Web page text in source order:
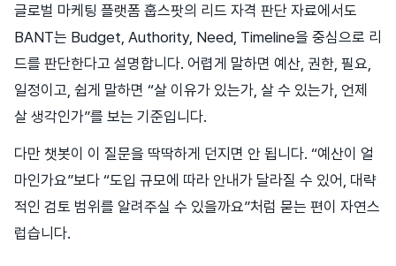
글로벌 마케팅 플랫폼 훕스팟의 리드 자격 판단 자료에서도
BANT는 Budget, Authority, Need, Timeline을 중심으로 리
드를 판단한다고 설명합니다. 어렵게 말하면 예산, 권한, 필요,
일정이고, 쉽게 말하면 “살 이유가 있는가, 살 수 있는가, 언제
살 생각인가”를 보는 기준입니다.
다만 챗봇이 이 질문을 딱딱하게 던지면 안 됩니다. “예산이 얼
마인가요”보다 “도입 규모에 따라 안내가 달라질 수 있어, 대략
적인 검토 범위를 알려주실 수 있을까요”처럼 묻는 편이 자연스
럽습니다.